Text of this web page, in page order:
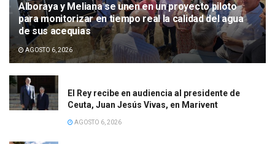
Alboraya y Meliana se unen en un proyecto piloto
para monitorizar en tiempo real la calidad del agua
de sus acequias
AGOSTO 6, 2026
El Rey recibe en audiencia al presidente de
Ceuta, Juan Jesús Vivas, en Marivent
AGOSTO 6, 2026